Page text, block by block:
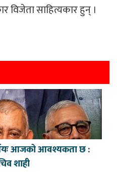
विजेता साहित्यकार हुन् ।
आजको आवश्यकता छ :
शाही